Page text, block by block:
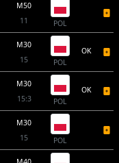
M50
11
POL
M30
15
POL
OK
M30
15:3
POL
OK
M30
15
POL